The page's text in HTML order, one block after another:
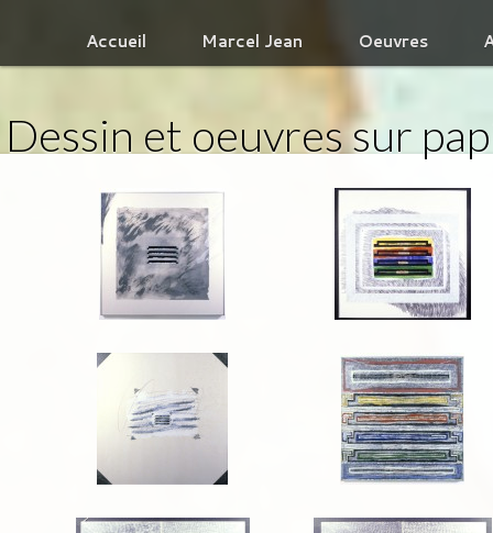
Accueil Marcel Jean Oeuvres
Dessin et oeuvres sur